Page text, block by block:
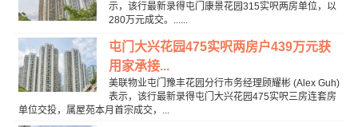
示，该行最新录得屯门康景花园315实呎两房单位，以
280万元成交。......
屯门大兴花园475实呎两房户439万元获
用家承接...
美联物业屯门豫丰花园分行市务经理顾耀彬 (Alex Guh)
表示，该行最新录得屯门大兴花园475实呎三房连套房
单位交投，属屋苑本月首宗成交，...